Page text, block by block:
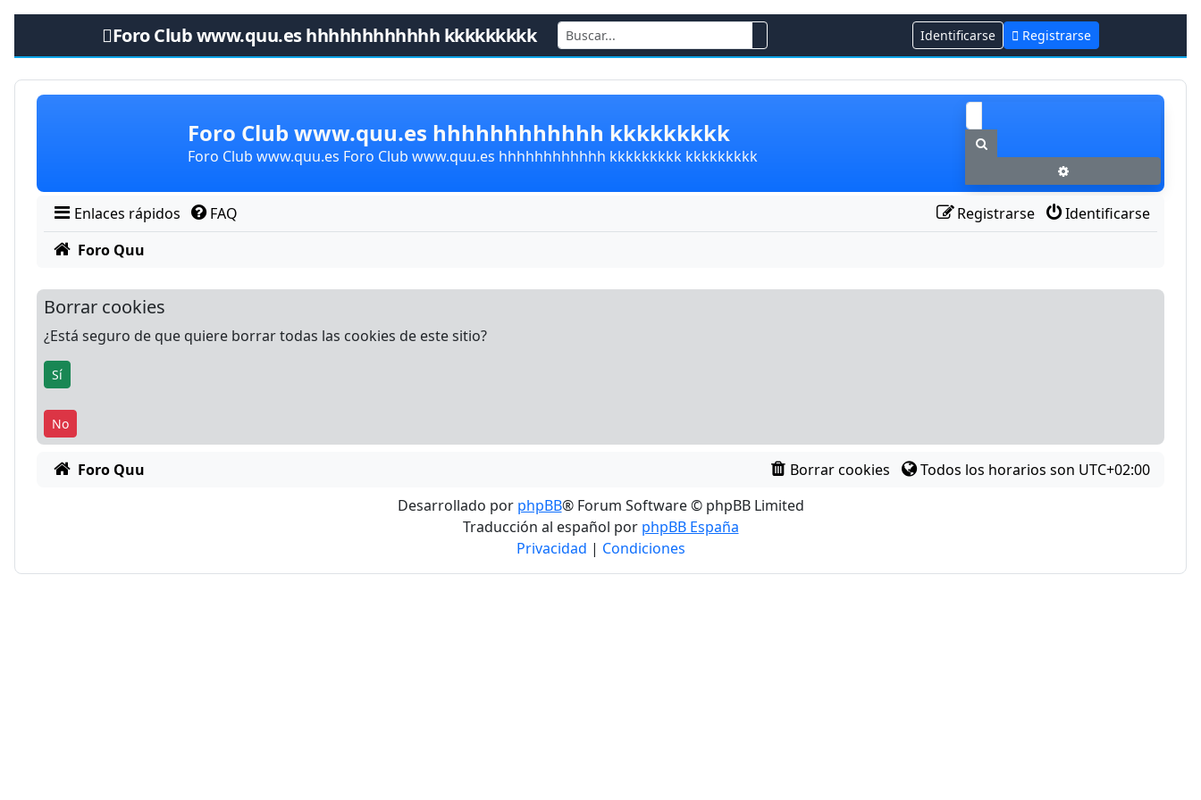
Foro Club www.quu.es hhhhhhhhhhhh kkkkkkkkk Identificarse Registrarse
Obviar
Foro Club www.quu.es hhhhhhhhhhhh kkkkkkkkk
Foro Club www.quu.es Foro Club www.quu.es hhhhhhhhhhhh kkkkkkkkk kkkkkkkkk
Enlaces rápidos FAQ Identificarse
Registrarse
Foro Quu
Borrar cookies
¿Está seguro de que quiere borrar todas las cookies de este sitio?
Foro Quu Borrar cookies Todos los horarios son UTC+02:00
Desarrollado por phpBB® Forum Software © phpBB Limited
Traducción al español por phpBB España
Privacidad | Condiciones